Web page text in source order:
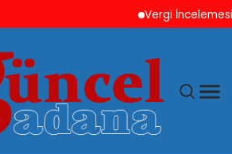
Vergi İncelemesi Öncesi